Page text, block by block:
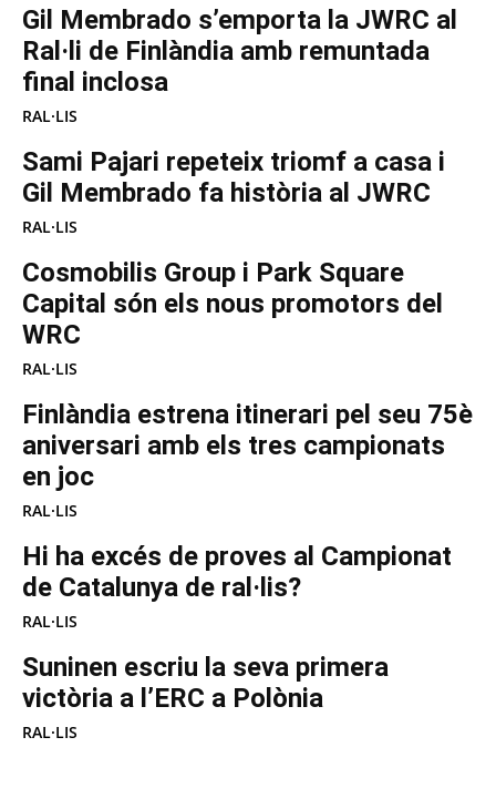
Gil Membrado s’emporta la JWRC al
Ral·li de Finlàndia amb remuntada
final inclosa
RAL·LIS
Sami Pajari repeteix triomf a casa i
Gil Membrado fa història al JWRC
RAL·LIS
Cosmobilis Group i Park Square
Capital són els nous promotors del
WRC
RAL·LIS
Finlàndia estrena itinerari pel seu 75è
aniversari amb els tres campionats
en joc
RAL·LIS
Hi ha excés de proves al Campionat
de Catalunya de ral·lis?
RAL·LIS
Suninen escriu la seva primera
victòria a l’ERC a Polònia
RAL·LIS